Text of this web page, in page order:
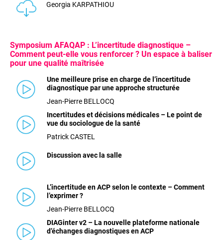
Georgia KARPATHIOU
Symposium AFAQAP : L’incertitude diagnostique –
Comment peut-elle vous renforcer ? Un espace à baliser
pour une qualité maîtrisée
Une meilleure prise en charge de l’incertitude
diagnostique par une approche structurée
Jean-Pierre BELLOCQ
Incertitudes et décisions médicales – Le point de
vue du sociologue de la santé
Patrick CASTEL
Discussion avec la salle
L’incertitude en ACP selon le contexte – Comment
l’exprimer ?
Jean-Pierre BELLOCQ
DIAGinter v2 – La nouvelle plateforme nationale
d’échanges diagnostiques en ACP